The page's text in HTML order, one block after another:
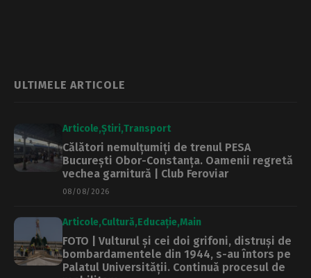
ULTIMELE ARTICOLE
Articole Știri Transport
Călători nemulțumiți de trenul PESA
București Obor-Constanța. Oamenii regretă
vechea garnitură | Club Feroviar
08/08/2026
Articole Cultură Educație Main
FOTO | Vulturul și cei doi grifoni, distruși de
bombardamentele din 1944, s-au întors pe
Palatul Universității. Continuă procesul de